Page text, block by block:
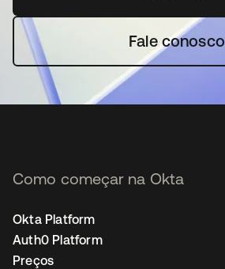
Fale conosco
Como começar na Okta
Okta Platform
Auth0 Platform
Preços